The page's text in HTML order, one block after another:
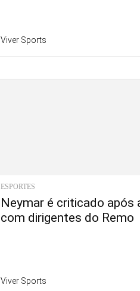
Viver Sports
ESPORTES
Neymar é criticado após
com dirigentes do Remo
Viver Sports